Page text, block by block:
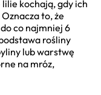
kochają, gdy ich
to, że
co najmniej 6
rośliny
lub warstwę
na mróz,